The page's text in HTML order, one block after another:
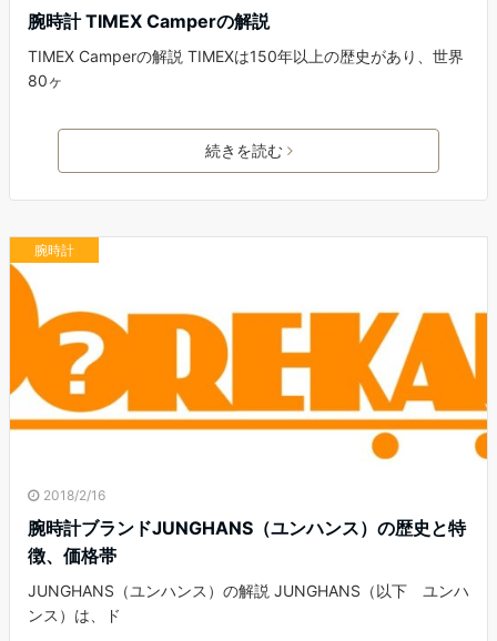
腕時計 TIMEX Camperの解説
TIMEX Camperの解説 TIMEXは150年以上の歴史があり、世界
80ヶ
続きを読む
腕時計
2018/2/16
腕時計ブランドJUNGHANS（ユンハンス）の歴史と特
徴、価格帯
JUNGHANS（ユンハンス）の解説 JUNGHANS（以下 ユンハ
ンス）は、ド